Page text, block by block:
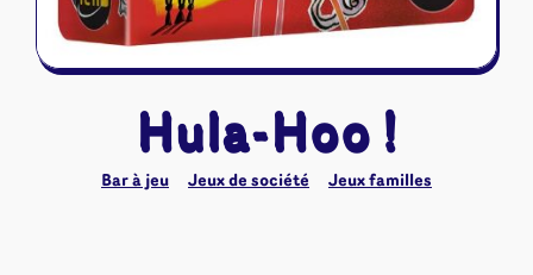
Hula-Hoo !
Bar à jeu Jeux de société Jeux familles